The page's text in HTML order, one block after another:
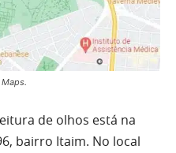
de olhos está na
bairro Itaim. No local